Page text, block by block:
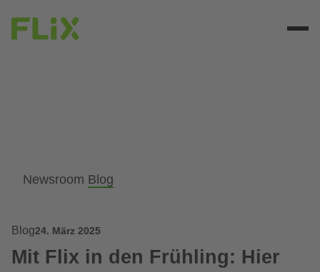
Newsroom Blog
Blog24. März 2025
Mit Flix in den Frühling: Hier